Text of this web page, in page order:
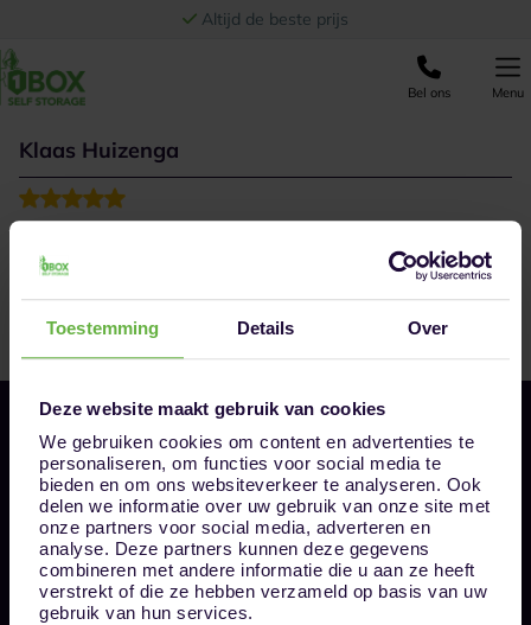
Toestemming Details Over
Deze website maakt gebruik van cookies
We gebruiken cookies om content en advertenties te
personaliseren, om functies voor social media te
bieden en om ons websiteverkeer te analyseren. Ook
delen we informatie over uw gebruik van onze site met
onze partners voor social media, adverteren en
analyse. Deze partners kunnen deze gegevens
combineren met andere informatie die u aan ze heeft
verstrekt of die ze hebben verzameld op basis van uw
gebruik van hun services.
Altijd de beste prijs
Bel ons Menu
Klaas Huizenga
Bel ons op 085 - 0161611
info@1box.nl
Volg ons